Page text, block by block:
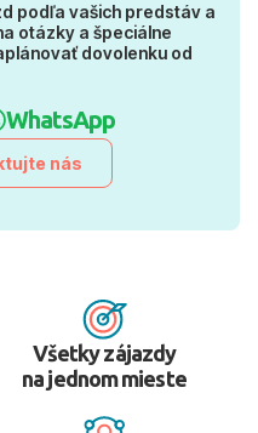
podľa vašich predstáv a
otázky a špeciálne
dovolenku od
WhatsApp
nás
Všetky zájazdy
na jednom mieste